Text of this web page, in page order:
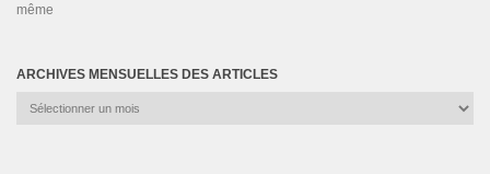
même
ARCHIVES MENSUELLES DES ARTICLES
Archives